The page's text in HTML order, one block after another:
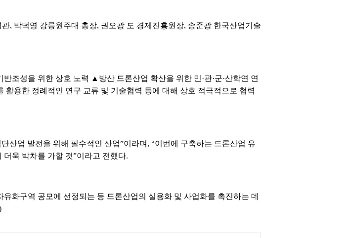
, 박덕영 강릉원주대 총장, 권오광 도 경제진흥원장, 송준광 한국산업기술
조성을 위한 상호 노력 ▲방산 드론산업 확산을 위한 민·관·군·산학연 연
용한 정례적인 연구 교류 및 기술협력 등에 대해 상호 적극적으로 협력
산업 발전을 위해 필수적인 산업”이라며, “이번에 구축하는 드론산업 유
욱 박차를 가할 것”이라고 전했다.
화구역 공모에 선정되는 등 드론산업의 실용화 및 사업화를 촉진하는 데